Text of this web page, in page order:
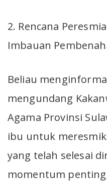
2. Rencana
Imbauan
Beliau
mengundang
Agama Provinsi
ibu untuk
yang telah selesai
momentum